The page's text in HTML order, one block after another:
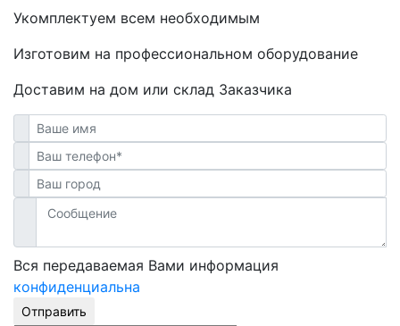
Укомплектуем всем необходимым
Изготовим на профессиональном оборудование
Доставим на дом или склад Заказчика
Вся передаваемая Вами информация
конфиденциальна
Отправить